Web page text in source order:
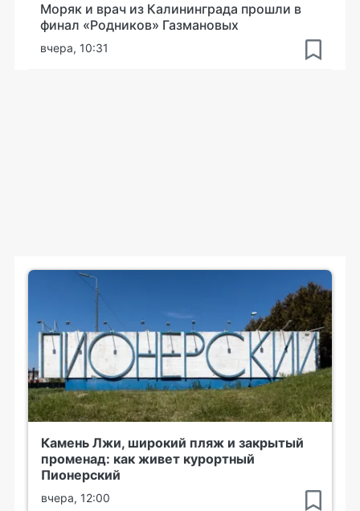
Моряк и врач из Калининграда прошли в
финал «Родников» Газмановых
вчера, 10:31
Камень Лжи, широкий пляж и закрытый
променад: как живет курортный
Пионерский
вчера, 12:00